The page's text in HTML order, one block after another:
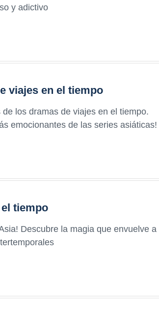
y adictivo
viajes en el tiempo
los dramas de viajes en el tiempo.
emocionantes de las series asiáticas!
tiempo
Descubre la magia que envuelve a